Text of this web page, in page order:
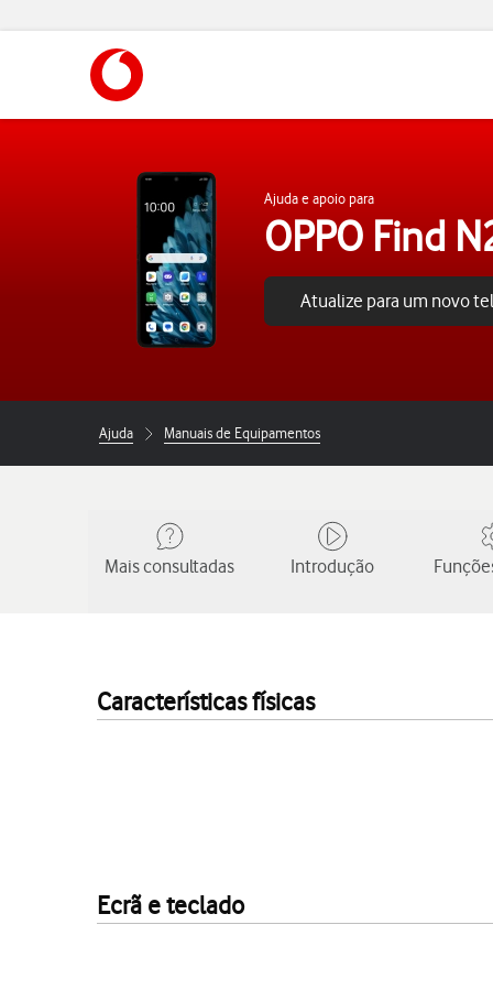
Ajuda e apoio para
OPPO Find
Atualize para um novo
Ajuda Manuais de Equipamentos
Mais consultadas Introdução
Características físicas
Ecrã e teclado